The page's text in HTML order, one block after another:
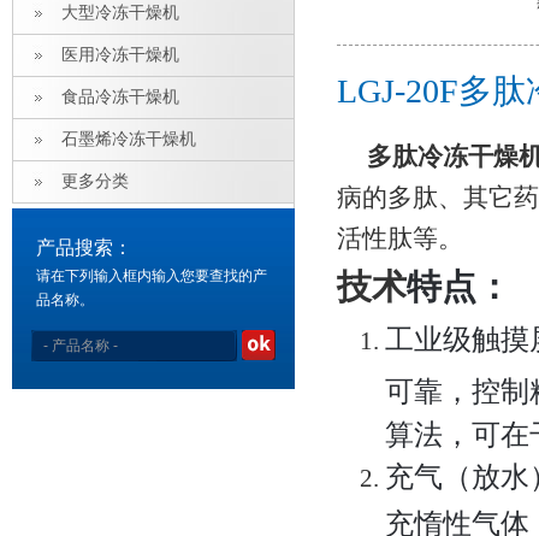
大型冷冻干燥机
医用冷冻干燥机
食品冷冻干燥机
石墨烯冷冻干燥机
更多分类
产品搜索：
请在下列输入框内输入您要查找的产
品名称。
LGJ-20F多
多肽冷冻干燥
病的多肽、其它
活性肽等。
技术特点：
工业级触摸
可靠，控制
算法，可在
充气（放
充惰性气体